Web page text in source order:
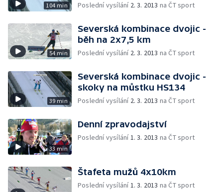
104 min Poslední vysílání 2. 3. 2013 na ČT sport
54 min
Severská kombinace dvojic -
běh na 2x7,5 km
Poslední vysílání 2. 3. 2013 na ČT sport
39 min
Severská kombinace dvojic -
skoky na můstku HS134
Poslední vysílání 2. 3. 2013 na ČT sport
33 min
Denní zpravodajství
Poslední vysílání1. 3. 2013 na ČT sport
Štafeta mužů 4x10km
Poslední vysílání1. 3. 2013 na ČT sport